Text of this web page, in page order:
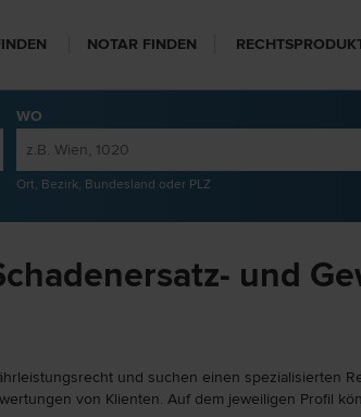
NOTAR FINDEN
WO
Ort, Bezirk, Bundesland oder PLZ
und
und suchen einen spezialisierten
von Klienten. Auf dem jeweiligen Profil